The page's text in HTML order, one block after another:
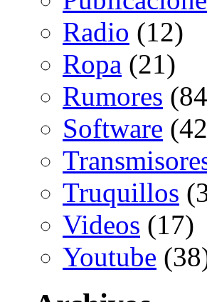
Radio (12)
Ropa (21)
Rumores
Software
Truquillos
Videos (17)
Youtube